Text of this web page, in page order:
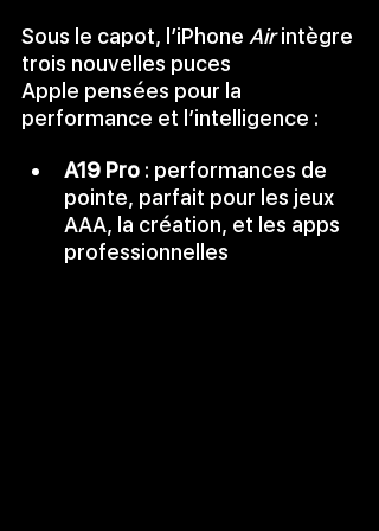
Sous le capot, l’iPhone Air intègre
trois nouvelles puces
Apple pensées pour la
performance et l’intelligence :
A19 Pro : performances de
pointe, parfait pour les jeux
AAA, la création, et les apps
professionnelles